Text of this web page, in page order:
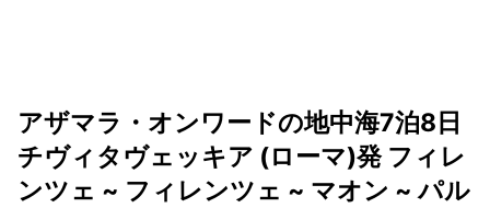
アザマラ・オンワードの地中海7泊8日
チヴィタヴェッキア (ローマ)発 フィレ
ンツェ ~ フィレンツェ ~ マオン ~ パル